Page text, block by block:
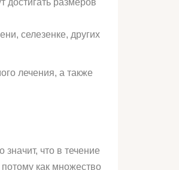
достигать размеров
селезенке, других
лечения, а также
что в течение
как множество